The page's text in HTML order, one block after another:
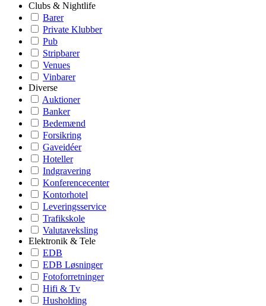
Clubs & Nightlife
Barer
Private Klubber
Pub
Stripbarer
Venues
Vinbarer
Diverse
Auktioner
Banker
Bedemænd
Forsikring
Gaveidéer
Hoteller
Indgravering
Konferencecenter
Kontorhotel
Leveringsservice
Trafikskole
Valutaveksling
Elektronik & Tele
EDB
EDB Løsninger
Fotoforretninger
Hifi & Tv
Husholding